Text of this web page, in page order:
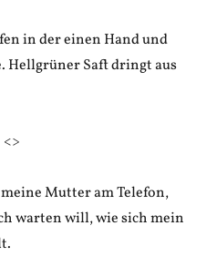
in der einen Hand und
Hellgrüner Saft dringt aus
<>
meine Mutter am Telefon,
warten will, wie sich mein